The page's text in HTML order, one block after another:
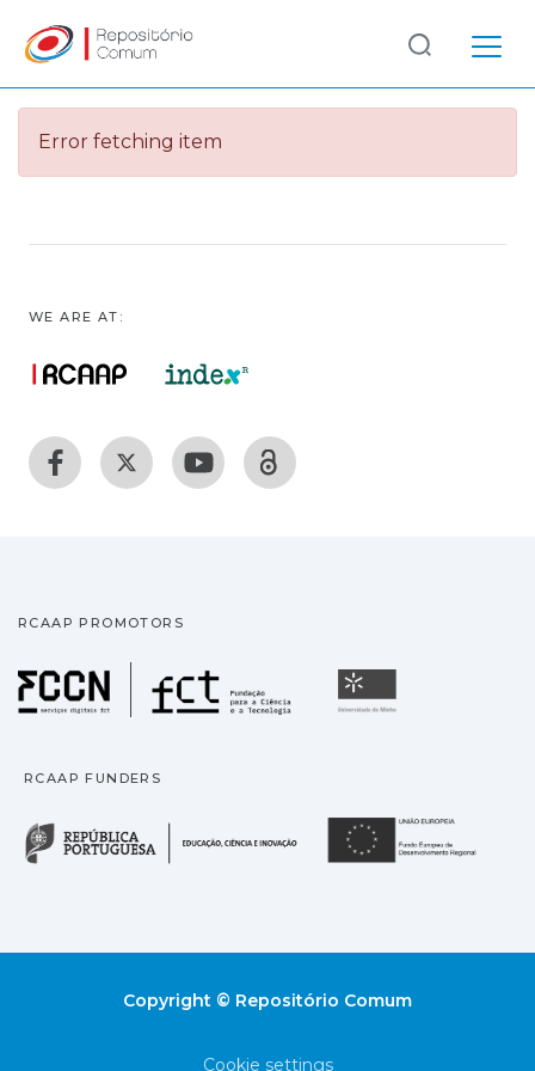
Communities
Entities
Statistics
Log
In
(current)
Error fetching item
WE ARE AT:
RCAAP PROMOTORS
Fundação para a
RCAAP FUNDERS
República Portuguesa
Copyright © Repositório Comum
Cookie settings